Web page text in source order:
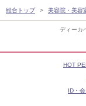
ディーカ
総合トップ 美容院・美容
HOT
ID・